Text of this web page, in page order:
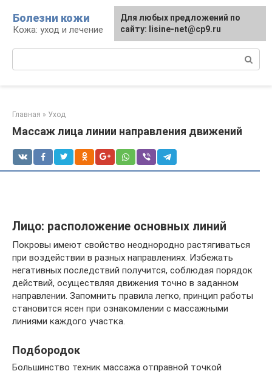
контенту
Болезни кожи
Кожа: уход и лечение
Главная » Уход
Массаж лица линии направления движений
Лицо: расположение основных линий
Покровы имеют свойство неоднородно растягиваться
при воздействии в разных направлениях. Избежать
негативных последствий получится, соблюдая порядок
действий, осуществляя движения точно в заданном
направлении. Запомнить правила легко, принцип работы
становится ясен при ознакомлении с массажными
линиями каждого участка.
Подбородок
Большинство техник массажа отправной точкой
Для любых предложений по
сайту: lisine-net@cp9.ru